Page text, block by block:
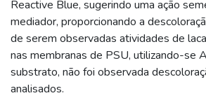
Reactive Blue, sugerindo uma ação
mediador, proporcionando a
de serem observadas atividades de
nas membranas de PSU, utilizando-se
substrato, não foi observada
analisados.